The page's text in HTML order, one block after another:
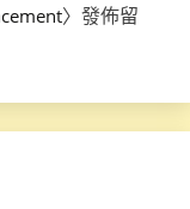
〉發佈留